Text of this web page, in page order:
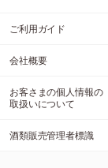
ご利用ガイド
会社概要
お客さまの個人情報の
取扱いについて
酒類販売管理者標識